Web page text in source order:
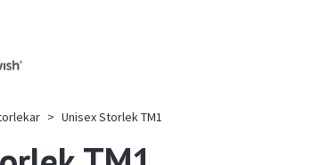
Unisex Storlek TM1